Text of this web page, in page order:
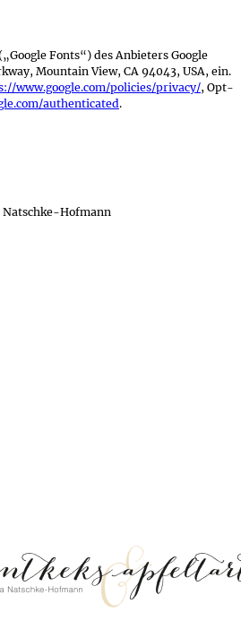
Fonts“) des Anbieters Google
Mountain View, CA 94043, USA, ein.
www.google.com/policies/privacy/, Opt-
authenticated.
Natschke-Hofmann